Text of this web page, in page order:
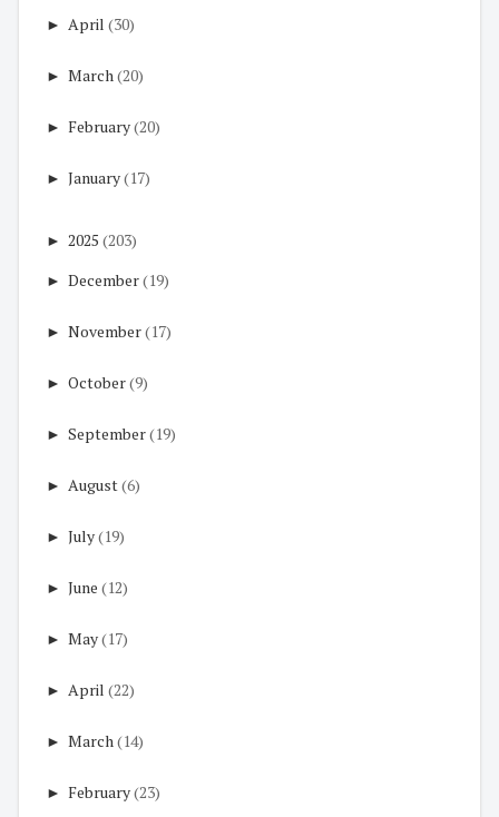
► April (30)
► March (20)
► February(20)
► January(17)
► 2025 (203)
► December(19)
► November(17)
► October(9)
► September(19)
► August(6)
► July(19)
► June (12)
► May(17)
► April (22)
► March (14)
► February(23)